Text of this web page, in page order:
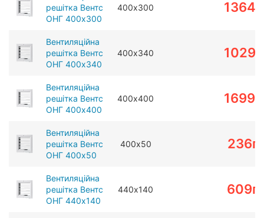
решітка Вентс
ОНГ 400х300
400х300 1364
Вентиляційна
решітка Вентс
ОНГ 400х340
400х340 1029
Вентиляційна
решітка Вентс
ОНГ 400х400
400х400 1699
Вентиляційна
решітка Вентс
ОНГ 400х50
400х50 236
Вентиляційна
решітка Вентс
ОНГ 440х140
440х140 609